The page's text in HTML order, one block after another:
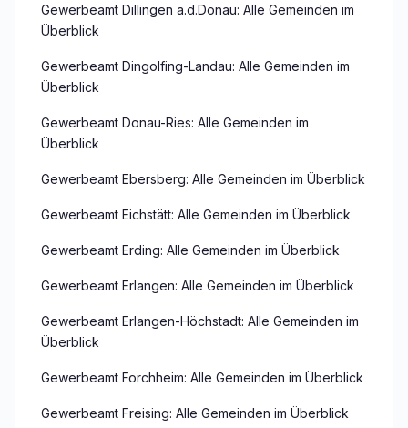
Gewerbeamt Dillingen a.d.Donau: Alle Gemeinden im
Überblick
Gewerbeamt Dingolfing-Landau: Alle Gemeinden im
Überblick
Gewerbeamt Donau-Ries: Alle Gemeinden im
Überblick
Gewerbeamt Ebersberg: Alle Gemeinden im Überblick
Gewerbeamt Eichstätt: Alle Gemeinden im Überblick
Gewerbeamt Erding: Alle Gemeinden im Überblick
Gewerbeamt Erlangen: Alle Gemeinden im Überblick
Gewerbeamt Erlangen-Höchstadt: Alle Gemeinden im
Überblick
Gewerbeamt Forchheim: Alle Gemeinden im Überblick
Gewerbeamt Freising: Alle Gemeinden im Überblick